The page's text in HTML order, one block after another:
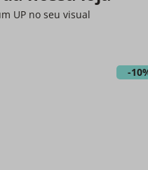
UP no seu visual
-